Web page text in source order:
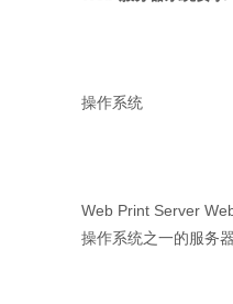
操作系统
Web Print Server
操作系统之一的服务